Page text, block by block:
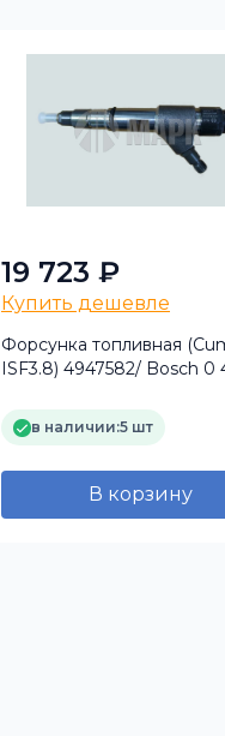
19 723 ₽
Купить дешевле
Форсунка топливная
ISF3.8) 4947582/ Bosch 0
в наличии:5 шт
В корзину